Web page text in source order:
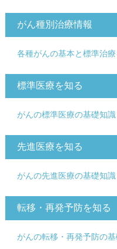
がん種別治療情報
各種がんの基本と標準治療
標準医療を知る
がんの標準医療の基礎知識
先進医療を知る
がんの先進医療の基礎知識
転移・再発予防を知る
がんの転移・再発予防の